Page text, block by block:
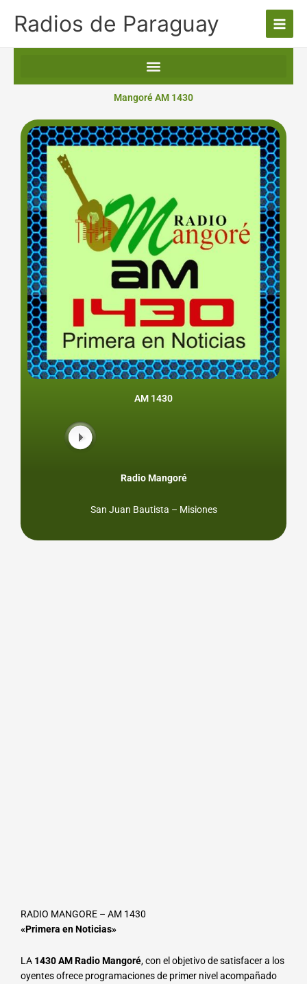
Radios de Paraguay
Mangoré AM 1430
AM 1430
Radio Mangoré
San Juan Bautista – Misiones
RADIO MANGORE – AM 1430
«Primera en Noticias»
LA 1430 AM Radio Mangoré, con el objetivo de satisfacer a los
oyentes ofrece programaciones de primer nivel acompañado